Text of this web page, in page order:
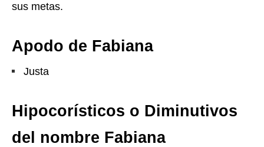
sus metas.
Apodo de Fabiana
Justa
Hipocorísticos o Diminutivos
del nombre Fabiana